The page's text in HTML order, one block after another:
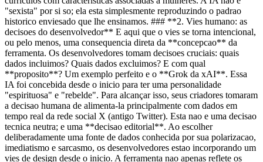
"sexista" por si so; ela esta simplesmente reproduzindo o padrao
historico enviesado que lhe ensinamos. ### **2. Vies humano: as
decisoes do desenvolvedor** E aqui que o vies se torna intencional,
ou pelo menos, uma consequencia direta da **concepcao** da
ferramenta. Os desenvolvedores tomam decisoes cruciais: quais
dados incluimos? Quais dados excluimos? E com qual
**proposito**? Um exemplo perfeito e o **Grok da xAI**. Essa
IA foi concebida desde o inicio para ter uma personalidade
"espirituosa" e "rebelde". Para alcançar isso, seus criadores tomaram
a decisao humana de alimenta-la principalmente com dados em
tempo real da rede social X (antigo Twitter). Esta nao e uma decisao
tecnica neutra; e uma **decisao editorial**. Ao escolher
deliberadamente uma fonte de dados conhecida por sua polarizacao,
imediatismo e sarcasmo, os desenvolvedores estao incorporando um
vies de design desde o inicio. A ferramenta nao apenas reflete os